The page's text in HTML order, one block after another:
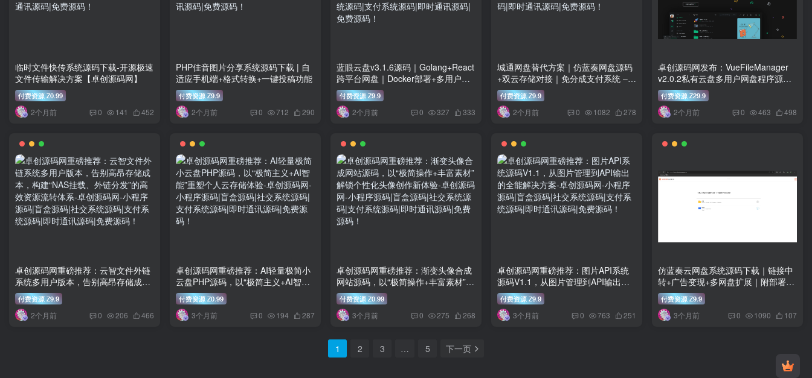
临时文件快传系统源码下载-开源极速
文件传输解决方案【卓创源码网】
付费资源 Z0.99
2个月前 0 141 452
PHP佳音图片分享系统源码下载 | 自
适应手机端+格式转换+一键投稿功能
付费资源 Z9.9
2个月前 0 712 290
蓝眼云盘v3.1.6源码｜Golang+React
跨平台网盘｜Docker部署+多用户管
理 – 卓创源码网
付费资源 Z9.9
2个月前 0 327 333
城通网盘替代方案｜仿蓝奏网盘源码
+双云存储对接｜免分成支付系统 –
卓创源码网
付费资源 Z9.9
2个月前 0 1082 278
卓创源码网发布：VueFileManager
v2.0.2私有云盘多用户网盘程序源码
– Laravel+Vue双驱动｜多存储支持
+团队协作｜企业级云盘系统解决方
案
付费资源 Z29.9
2个月前 0 463 498
卓创源码网重磅推荐：云智文件外链
系统多用户版本，告别高昂存储成
本，构建“NAS挂载、外链分发”的高
效资源流转体系
付费资源 Z9.9
2个月前 0 206 466
卓创源码网重磅推荐：AI轻量极简小
云盘PHP源码，以“极简主义+AI智能”
重塑个人云存储体验
付费资源 Z0.99
3个月前 0 194 287
卓创源码网重磅推荐：渐变头像合成
网站源码，以“极简操作+丰富素材”解
锁个性化头像创作新体验
付费资源 Z0.99
3个月前 0 275 268
卓创源码网重磅推荐：图片API系统
源码V1.1，从图片管理到API输出的
全能解决方案
付费资源 Z9.9
3个月前 0 763 251
仿蓝奏云网盘系统源码下载｜链接中
转+广告变现+多网盘扩展｜附部署教
程 – 卓创源码网
付费资源 Z9.9
3个月前 0 1090 107
1 2 3 … 5 下一页